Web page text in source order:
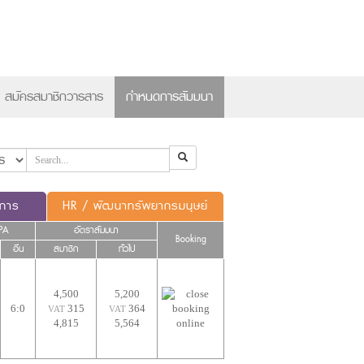
สมัครสมาชิกวารสาร กำหนดการสัมมนา
าร HR / พัฒนาทรัพยากรมนุษย์
อัตราสัมมนา
Booking
อื่น สมาชิก ทั่วไป
6:0
4,500
VAT315
4,815
5,200
VAT364
5,564